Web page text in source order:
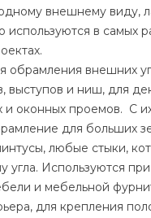
внешнему виду,
используются в самых
обрамления внешних
выступов и ниш, для
и оконных проемов. С
для больших
любые стыки,
угла. Используются при
и мебельной
для крепления